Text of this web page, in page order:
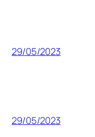
29/05/2023
29/05/2023